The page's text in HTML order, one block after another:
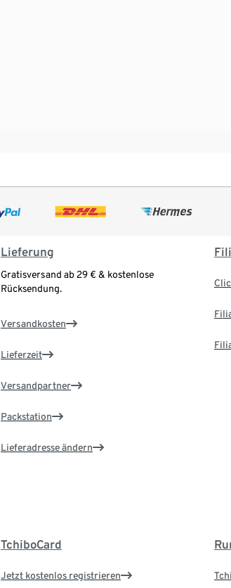
Lieferung
Gratisversand ab 29 € & kostenlose
Rücksendung.
Versandkosten
Lieferzeit
Versandpartner
Packstation
Lieferadresse ändern
TchiboCard
Jetzt kostenlos registrieren